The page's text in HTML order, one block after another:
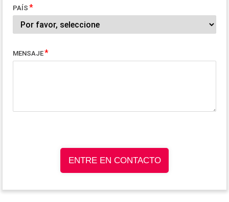
PAÍS
MENSAJE
ENTRE EN CONTACTO